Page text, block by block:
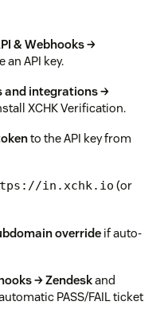
& Webhooks →
an API key.
and integrations →
XCHK Verification.
to the API key from
in.xchk.io (or
override if auto-
→ Zendeskand
PASS/FAIL ticket